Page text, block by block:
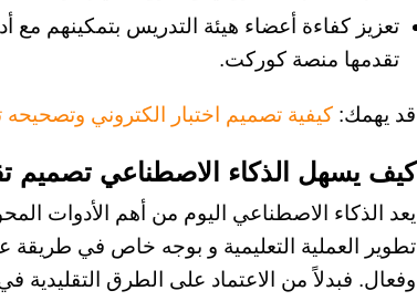
تعزيز كفاءة أعضاء هيئة التدريس بتمكينهم مع
تقدمها منصة كوركت.
قد يهمك: كيفية تصميم اختبار الكتروني
كيف يسهل الذكاء الاصطناعي تصميم
يعد الذكاء الاصطناعي اليوم من أهم الأدوات
تطوير العملية التعليمية و بوجه خاص في طريقة
وفعال. فبدلاً من الاعتماد على الطرق التقليدية